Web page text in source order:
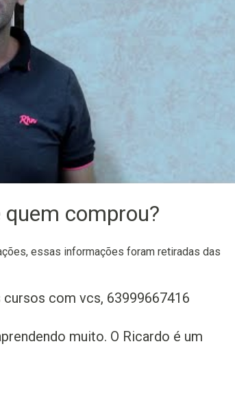
comprou?
essas informações foram retiradas das
com vcs, 63999667416
muito. O Ricardo é um